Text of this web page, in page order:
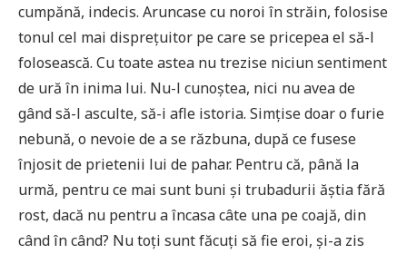
cumpănă, indecis. Aruncase cu noroi în străin, folosise
tonul cel mai disprețuitor pe care se pricepea el să-l
folosească. Cu toate astea nu trezise niciun sentiment
de ură în inima lui. Nu-l cunoștea, nici nu avea de
gând să-l asculte, să-i afle istoria. Simțise doar o furie
nebună, o nevoie de a se răzbuna, după ce fusese
înjosit de prietenii lui de pahar. Pentru că, până la
urmă, pentru ce mai sunt buni și trubadurii ăștia fără
rost, dacă nu pentru a încasa câte una pe coajă, din
când în când? Nu toți sunt făcuți să fie eroi, și-a zis